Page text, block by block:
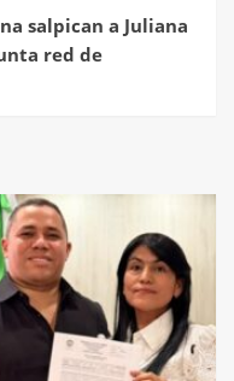
salpican a Juliana
red de